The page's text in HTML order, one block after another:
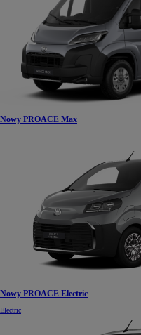
Nowy PROACE Max
Nowy PROACE Electric
Electric